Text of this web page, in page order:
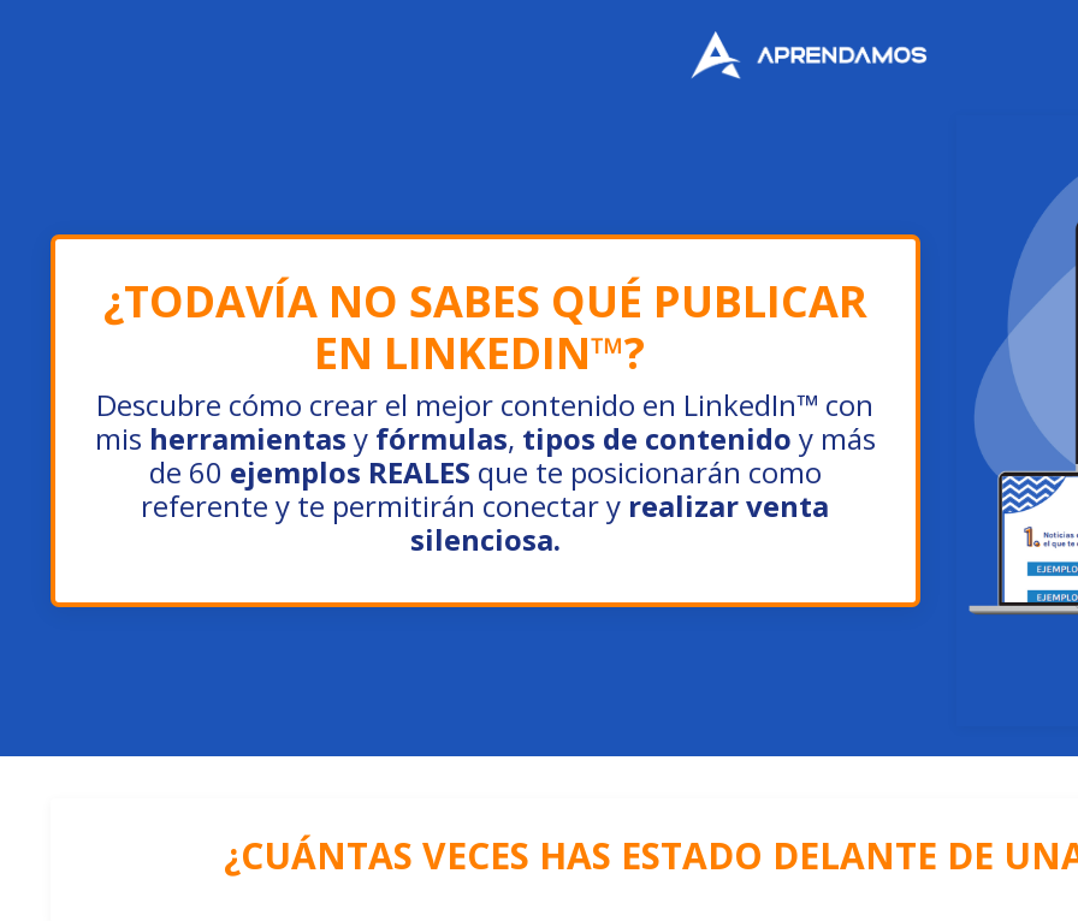
¿TODAVÍA NO SABES QUÉ PUBLICAR
EN LINKEDIN™?
Descubre cómo crear el mejor contenido en LinkedIn™ con
mis herramientas y fórmulas, tipos de contenido y más
de 60 ejemplos REALES que te posicionarán como
referente y te permitirán conectar y realizarventa
silenciosa.
¿CUÁNTAS VECES HAS ESTADO DELANTE DE